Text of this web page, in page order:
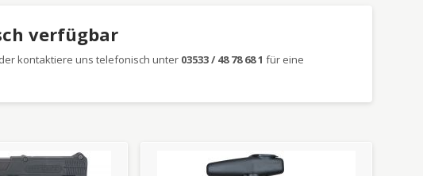
verfügbar
kontaktiere uns telefonisch unter 03533 / 48 78 68 1 für eine